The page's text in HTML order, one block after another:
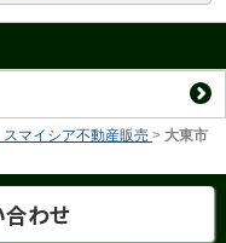
マイシア不動産販売 > 大東市
わせ